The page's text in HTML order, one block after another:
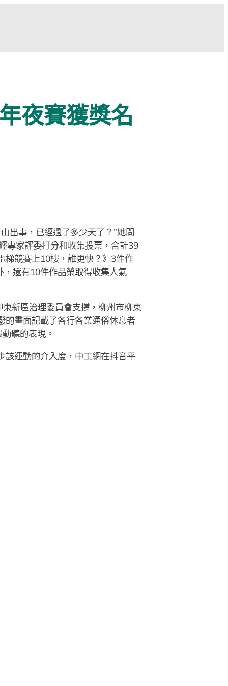
夜賽獲獎名
出事，已經過了多少天了？”她問
專家評委打分和收集投票，合計39
梯競賽上10樓，誰更快？》3件作
，還有10件作品榮取得收集人氣
新區治理委員會支撐，柳州市柳東
的畫面記載了各行各業通俗休息者
聽的表現。
該運動的介入度，中工網在抖音平